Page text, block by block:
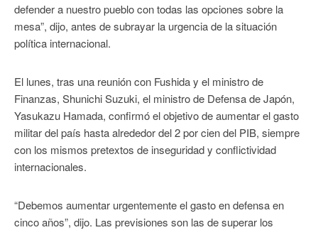
defender a nuestro pueblo con todas las opciones sobre la
mesa”, dijo, antes de subrayar la urgencia de la situación
política internacional.
El lunes, tras una reunión con Fushida y el ministro de
Finanzas, Shunichi Suzuki, el ministro de Defensa de Japón,
Yasukazu Hamada, confirmó el objetivo de aumentar el gasto
militar del país hasta alrededor del 2 por cien del PIB, siempre
con los mismos pretextos de inseguridad y conflictividad
internacionales.
“Debemos aumentar urgentemente el gasto en defensa en
cinco años”, dijo. Las previsiones son las de superar los